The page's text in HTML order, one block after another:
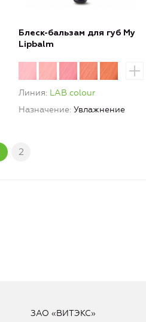
Блеск-бальзам для губ My
Lipbalm
Линия LAB colour
Назначение Увлажнение
2
ЗАО «ВИТЭКС»